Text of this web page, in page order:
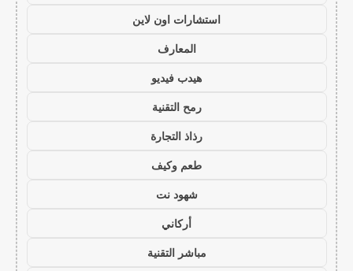
استشارات اون لاين
المعارف
هيدب فيديو
رمح التقنية
رذاذ التجارة
طعم وكيف
شهود نت
أركاني
مباشر التقنية